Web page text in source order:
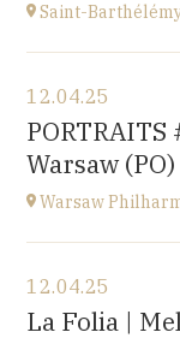
Saint-
Gymnase,
1B Route de
at15H
12.04.25
Warsaw
Warsaw
POLOGNE
at20H00
12.04.25
La Folia |